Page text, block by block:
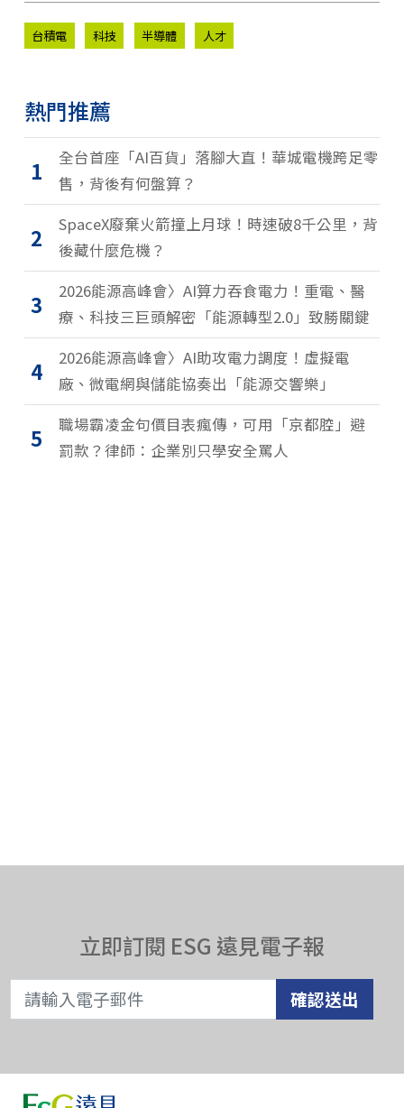
台積電 科技 半導體 人才
熱門推薦
1
全台首座「AI百貨」落腳大直！華城電機跨足零
售，背後有何盤算？
2
SpaceX廢棄火箭撞上月球！時速破8千公里，背
後藏什麼危機？
3
2026能源高峰會〉AI算力吞食電力！重電、醫
療、科技三巨頭解密「能源轉型2.0」致勝關鍵
4
2026能源高峰會〉AI助攻電力調度！虛擬電
廠、微電網與儲能協奏出「能源交響樂」
5
職場霸凌金句價目表瘋傳，可用「京都腔」避
罰款？律師：企業別只學安全罵人
立即訂閱 ESG 遠見電子報
確認送出